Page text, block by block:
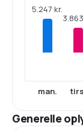
5.247 kr.
man.
Generelle